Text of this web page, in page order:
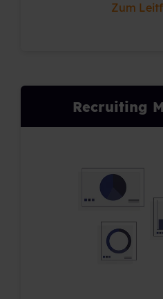
Zum
Recruiting